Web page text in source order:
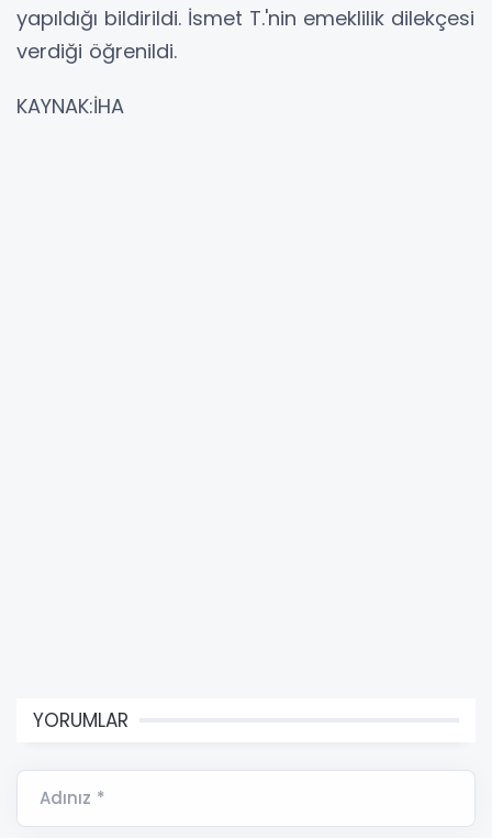
yapıldığı bildirildi. İsmet T.'nin emeklilik dilekçesi
verdiği öğrenildi.
KAYNAK:İHA
YORUMLAR
Adınız *